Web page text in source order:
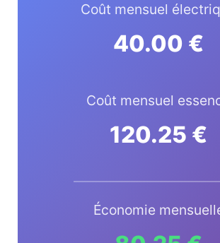
Coût mensuel
40.00 €
Coût mensuel
120.25 €
Économie